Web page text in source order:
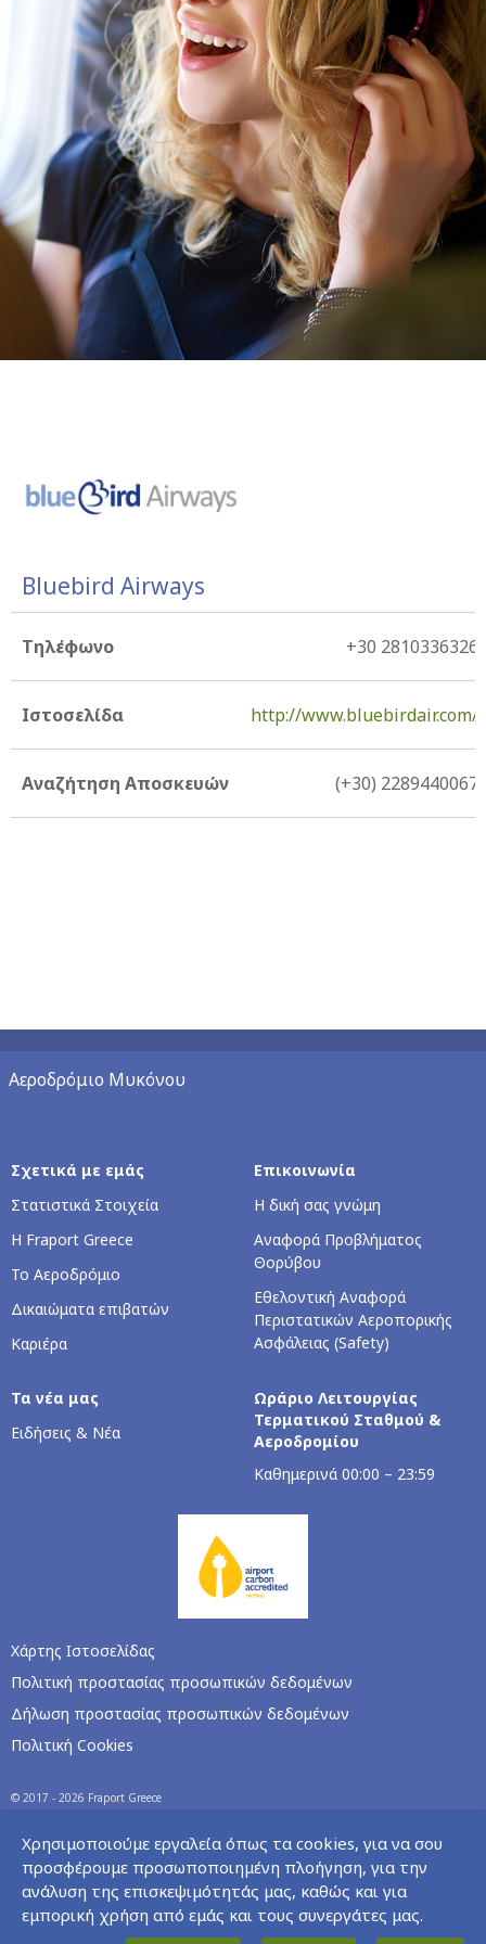
Bluebird Airways
Τηλέφωνο +30 2810336326
Ιστοσελίδα http://www.bluebirdair.com/
Αναζήτηση Αποσκευών (+30) 2289440067
Αεροδρόμιο Μυκόνου
Σχετικά με εμάς
Στατιστικά Στοιχεία
Η Fraport Greece
Το Αεροδρόμιο
Δικαιώματα επιβατών
Καριέρα
Επικοινωνία
Η δική σας γνώμη
Αναφορά Προβλήματος
Θορύβου
Εθελοντική Αναφορά
Περιστατικών Αεροπορικής
Ασφάλειας (Safety)
Τα νέα μας
Ειδήσεις & Νέα
Ωράριο Λειτουργίας
Τερματικού Σταθμού &
Αεροδρομίου
Καθημερινά 00:00 – 23:59
Χάρτης Ιστοσελίδας
Πολιτική προστασίας προσωπικών δεδομένων
Δήλωση προστασίας προσωπικών δεδομένων
Πολιτική Cookies
© 2017 - 2026 Fraport Greece
Χρησιμοποιούμε εργαλεία όπως τα cookies, για να σου
προσφέρουμε προσωποποιημένη πλοήγηση, για την
ανάλυση της επισκεψιμότητάς μας, καθώς και για
εμπορική χρήση από εμάς και τους συνεργάτες μας.